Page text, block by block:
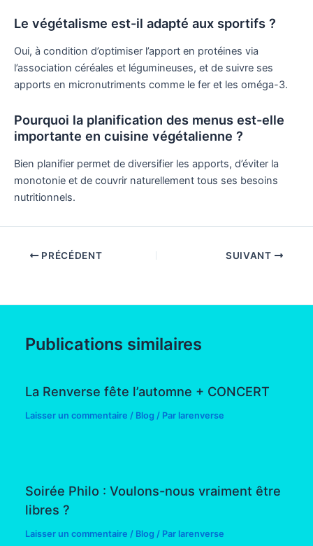
Le végétalisme est-il adapté aux sportifs ?
Oui, à condition d’optimiser l’apport en protéines via
l’association céréales et légumineuses, et de suivre ses
apports en micronutriments comme le fer et les oméga-3.
Pourquoi la planification des menus est-elle
importante en cuisine végétalienne ?
Bien planifier permet de diversifier les apports, d’éviter la
monotonie et de couvrir naturellement tous ses besoins
nutritionnels.
PRÉCÉDENT SUIVANT
Publications similaires
La Renverse fête l’automne + CONCERT
Laisser un commentaire / Blog / Par larenverse
Soirée Philo : Voulons-nous vraiment être
libres ?
Laisser un commentaire / Blog / Par larenverse